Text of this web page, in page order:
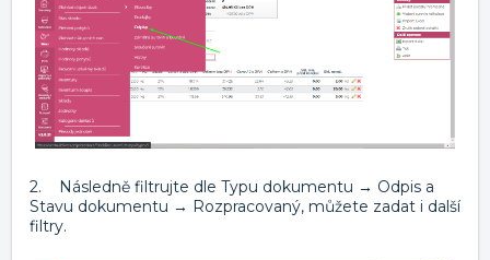
2. Následně filtrujte dle Typu dokumentu → Odpis a
Stavu dokumentu → Rozpracovaný, můžete zadat i další
filtry.